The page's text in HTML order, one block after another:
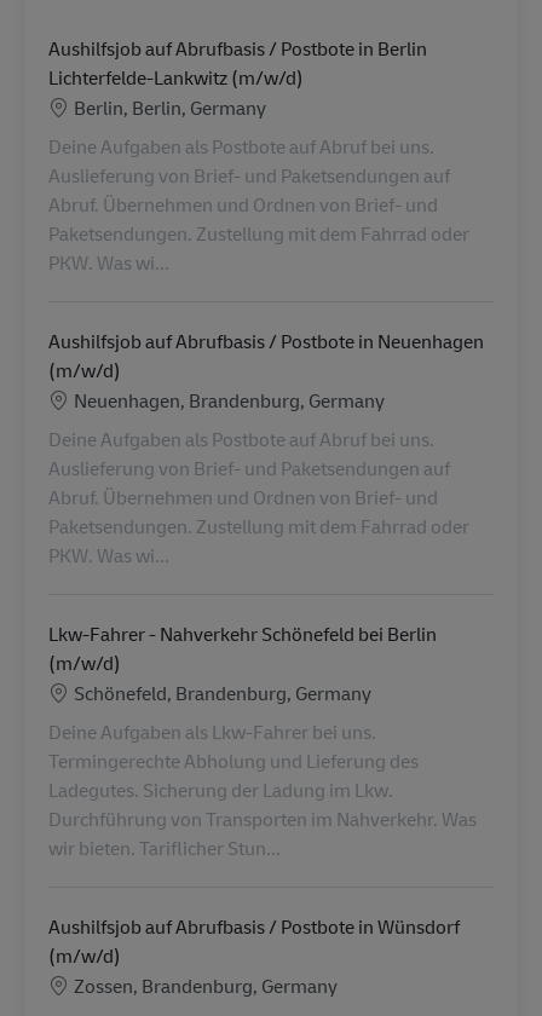
Aushilfsjob auf Abrufbasis / Postbote in Berlin
Lichterfelde-Lankwitz (m/w/d)
Location
Berlin, Berlin, Germany
Deine Aufgaben als Postbote auf Abruf bei uns.
Auslieferung von Brief- und Paketsendungen auf
Abruf. Übernehmen und Ordnen von Brief- und
Paketsendungen. Zustellung mit dem Fahrrad oder
PKW. Was wi...
Aushilfsjob auf Abrufbasis / Postbote in Neuenhagen
(m/w/d)
Location
Neuenhagen, Brandenburg, Germany
Deine Aufgaben als Postbote auf Abruf bei uns.
Auslieferung von Brief- und Paketsendungen auf
Abruf. Übernehmen und Ordnen von Brief- und
Paketsendungen. Zustellung mit dem Fahrrad oder
PKW. Was wi...
Lkw-Fahrer - Nahverkehr Schönefeld bei Berlin
(m/w/d)
Location
Schönefeld, Brandenburg, Germany
Deine Aufgaben als Lkw-Fahrer bei uns.
Termingerechte Abholung und Lieferung des
Ladegutes. Sicherung der Ladung im Lkw.
Durchführung von Transporten im Nahverkehr. Was
wir bieten. Tariflicher Stun...
Aushilfsjob auf Abrufbasis / Postbote in Wünsdorf
(m/w/d)
Location
Zossen, Brandenburg, Germany